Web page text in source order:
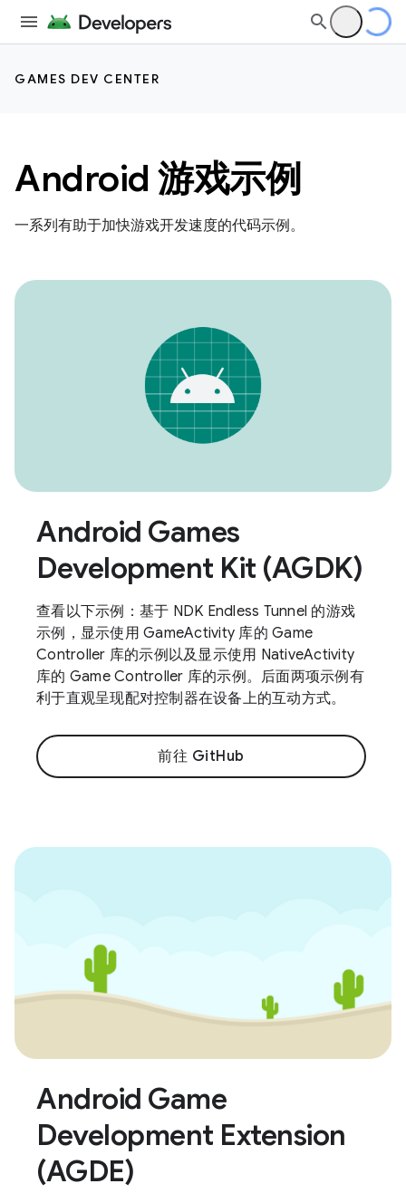
GAMES DEV CENTER
Android 游戏示例
一系列有助于加快游戏开发速度的代码示例。
Android Games
Development Kit (AGDK)
查看以下示例：基于 NDK Endless Tunnel 的游戏
示例，显示使用 GameActivity 库的 Game
Controller 库的示例以及显示使用 NativeActivity
库的 Game Controller 库的示例。后面两项示例有
利于直观呈现配对控制器在设备上的互动方式。
前往 GitHub
Android Game
Development Extension
(AGDE)